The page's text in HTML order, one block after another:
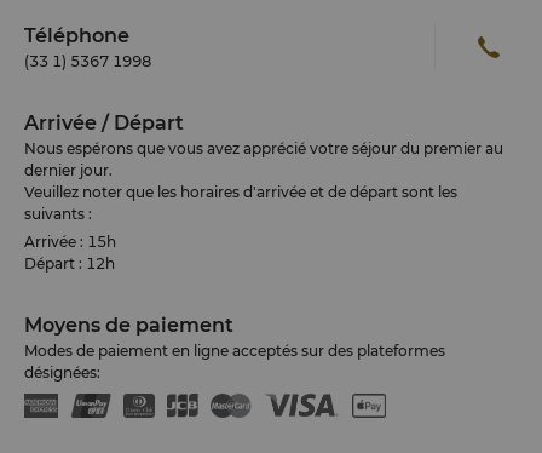
bien-être au travers de notre programme
Shangri-La
Téléphone
(33 1) 5367 1998
Arrivée / Départ
Nous espérons que vous avez apprécié votre séjour du premier au
dernier jour.
Veuillez noter que les horaires d'arrivée et de départ sont les
suivants :
Arrivée : 15h
Départ : 12h
Moyens de paiement
Modes de paiement en ligne acceptés sur des plateformes
désignées: